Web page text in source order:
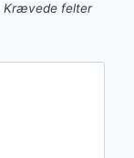
Krævede felter